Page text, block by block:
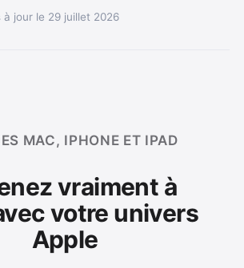
à jour le 29 juillet 2026
MAC, IPHONE ET IPAD
vraiment à
votre univers
Apple